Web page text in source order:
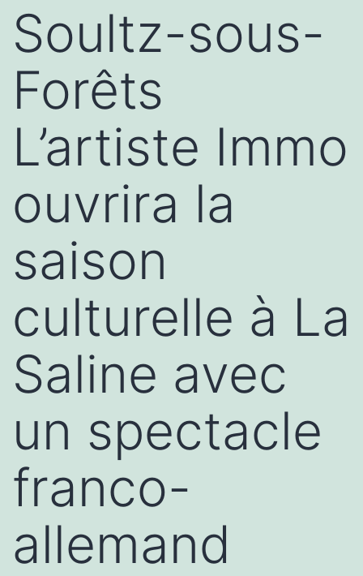
Soultz-sous-
Forêts
L’artiste Immo
ouvrira la
saison
culturelle à La
Saline avec
un spectacle
franco-
allemand